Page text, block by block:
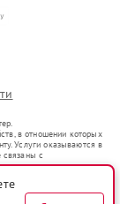
в отношении которых
Услуги оказываются в
с
оборот в соответствии
услуг или введения